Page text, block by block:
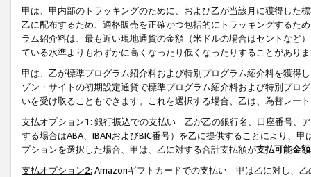
甲は、甲内部のトラッキングのために、および乙が当該月に獲得した
乙に配布するため、適格販売を正確かつ包括的にトラッキングするた
ラム紹介料は、最も近い現地通貨の金額（米ドルの場合はセントなど
ている水準よりもわずかに高くなったり低くなったりすることがあり
甲は、乙が標準プログラム紹介料および特別プログラム紹介料を獲得
ゾン・サイトの初期設定通貨で標準プログラム紹介料および特別プロ
いを受け取ることもできます。これを選択する場合、乙は、為替レー
支払オプション1: 銀行振込での支払い 乙が乙の銀行名、口座番号、
する場合はABA、IBANおよびBIC番号）を乙に提供することにより、
プションを選択した場合、甲は、乙に対する合計支払額が支払可能金
支払オプション2: Amazonギフトカードでの支払い 甲は乙に対し、乙